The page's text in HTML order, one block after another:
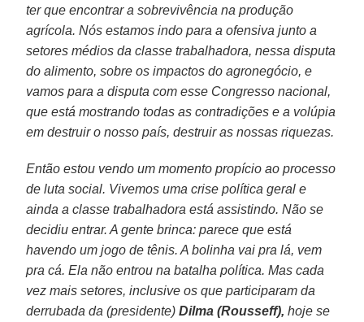
ter que encontrar a sobrevivência na produção
agrícola. Nós estamos indo para a ofensiva junto a
setores médios da classe trabalhadora, nessa disputa
do alimento, sobre os impactos do agronegócio, e
vamos para a disputa com esse Congresso nacional,
que está mostrando todas as contradições e a volúpia
em destruir o nosso país, destruir as nossas riquezas.
Então estou vendo um momento propício ao processo
de luta social. Vivemos uma crise política geral e
ainda a classe trabalhadora está assistindo. Não se
decidiu entrar. A gente brinca: parece que está
havendo um jogo de tênis. A bolinha vai pra lá, vem
pra cá. Ela não entrou na batalha política. Mas cada
vez mais setores, inclusive os que participaram da
derrubada da (presidente)Dilma (Rousseff), hoje se